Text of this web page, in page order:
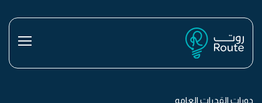
دورات القدرات العامه